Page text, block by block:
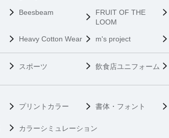
Beesbeam
FRUIT OF THE
LOOM
Heavy Cotton Wear m's project
スポーツ 飲食店ユニフォーム
プリントカラー 書体・フォント
カラーシミュレーション